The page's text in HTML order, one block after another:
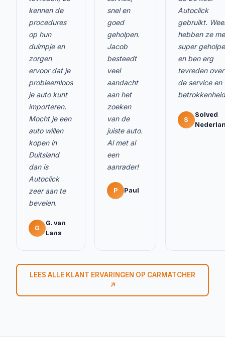
kennen de
procedures
op hun
duimpje en
zorgen
ervoor dat je
probleemloos
je auto kunt
importeren.
Mocht je een
auto willen
kopen in
Duitsland
dan is
Autoclick
zeer aan te
bevelen.
G
G. van
Lans
snel en
goed
geholpen.
Jacob
besteedt
veel
aandacht
aan het
zoeken
van de
juiste auto.
Al met al
een
aanrader!
P Paul
Autoclick
gebruikt.
hebben ze me
super
en ben erg
tevreden over
de service en
S
Solved
LEES ALLE KLANT ERVARINGEN OP CARMATCHER
↗